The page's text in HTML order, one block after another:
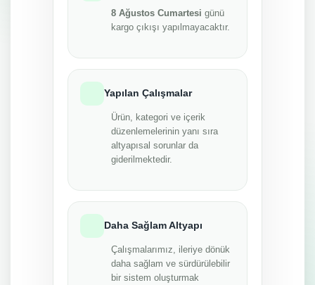
8 Ağustos Cumartesi günü
kargo çıkışı yapılmayacaktır.
Yapılan Çalışmalar
Ürün, kategori ve içerik
düzenlemelerinin yanı sıra
altyapısal sorunlar da
giderilmektedir.
Daha Sağlam Altyapı
Çalışmalarımız, ileriye dönük
daha sağlam ve sürdürülebilir
bir sistem oluşturmak